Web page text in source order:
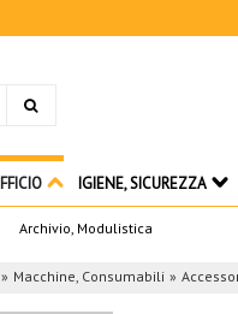
Archivio, Modulistica
IGIENE, SICUREZZA
Macchine, Consumabili